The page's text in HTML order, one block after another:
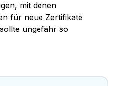
mit denen
für neue Zertifikate
ungefähr so